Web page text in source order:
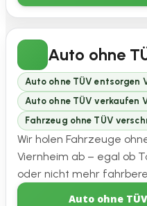
Auto ohne
Auto ohne TÜV entsorgen
Auto ohne TÜV verkaufen
Fahrzeug ohne TÜV
Wir holen Fahrzeuge
Viernheim ab – egal ob
oder nicht mehr
Auto ohne